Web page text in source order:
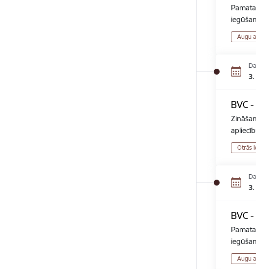
Augu
BVC
Otrās
BVC
Augu